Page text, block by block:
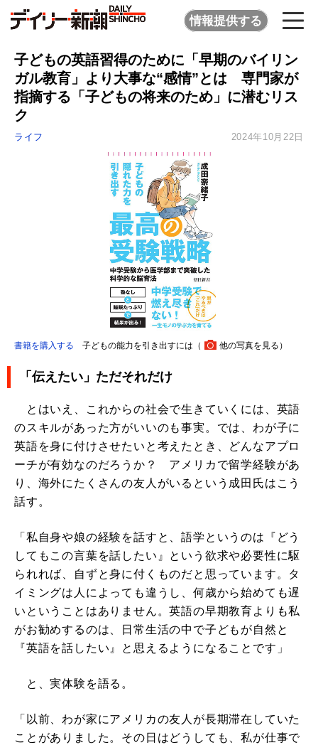
情報提供する
子どもの英語習得のために「早期のバイリン
ガル教育」より大事な“感情”とは 専門家が
指摘する「子どもの将来のため」に潜むリス
ク
ライフ 2024年10月22日
書籍を購入する 子どもの能力を引き出すには（ 他の写真を見る ）
「伝えたい」ただそれだけ
とはいえ、これからの社会で生きていくには、英語
のスキルがあった方がいいのも事実。では、わが子に
英語を身に付けさせたいと考えたとき、どんなアプロ
ーチが有効なのだろうか？ アメリカで留学経験があ
り、海外にたくさんの友人がいるという成田氏はこう
話す。
「私自身や娘の経験を話すと、語学というのは『どう
してもこの言葉を話したい』という欲求や必要性に駆
られれば、自ずと身に付くものだと思っています。タ
イミングは人によっても違うし、何歳から始めても遅
いということはありません。英語の早期教育よりも私
がお勧めするのは、日常生活の中で子どもが自然と
『英語を話したい』と思えるようになることです」
と、実体験を語る。
「以前、わが家にアメリカの友人が長期滞在していた
ことがありました。その日はどうしても、私が仕事で